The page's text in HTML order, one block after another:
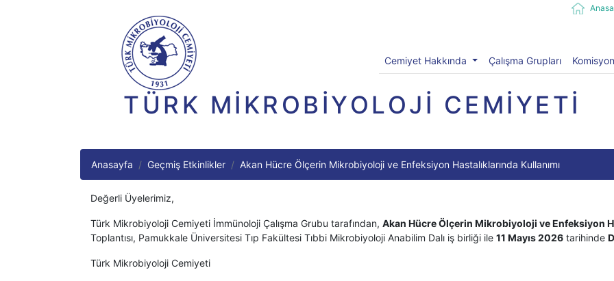
Cemiyet Hakkında Çalışma Grupları
TÜRK MİKROBİYOLOJİ CEMİYETİ
Anasayfa Geçmiş Etkinlikler Akan Hücre Ölçerin Mikrobiyoloji ve Enfeksiyon Hastalıklarında Kullanımı
Değerli Üyelerimiz,
Türk Mikrobiyoloji Cemiyeti İmmünoloji Çalışma Grubu tarafından, Akan Hücre Ölçerin Mikrobiyoloji ve Enfeksiyon
Toplantısı, Pamukkale Üniversitesi Tıp Fakültesi Tıbbi Mikrobiyoloji Anabilim Dalı iş birliği ile 11 Mayıs 2026 tarihinde
Türk Mikrobiyoloji Cemiyeti